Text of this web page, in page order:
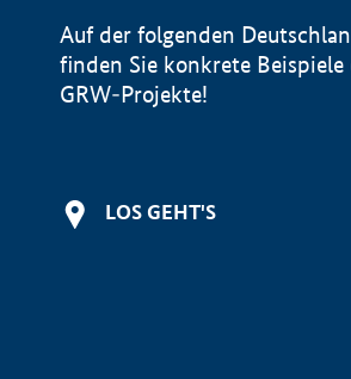
Auf der folgenden
finden Sie konkrete
GRW-Projekte!
LOS GEHT'S